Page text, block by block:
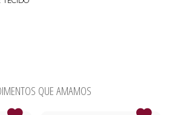
QUE AMAMOS